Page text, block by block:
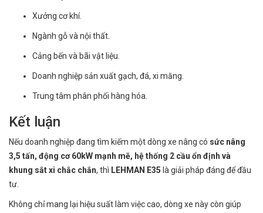
Xưởng cơ khí.
Ngành gỗ và nội thất.
Cảng bến và bãi vật liệu.
Doanh nghiệp sản xuất gạch, đá, xi măng.
Trung tâm phân phối hàng hóa.
Kết luận
Nếu doanh nghiệp đang tìm kiếm một dòng xe nâng có sức nâng
3,5 tấn, động cơ 60kW mạnh mẽ, hệ thống 2 cầu ổn định và
khung sắt xi chắc chắn, thì LEHMAN E35 là giải pháp đáng để đầu
tư.
Không chỉ mang lại hiệu suất làm việc cao, dòng xe này còn giúp